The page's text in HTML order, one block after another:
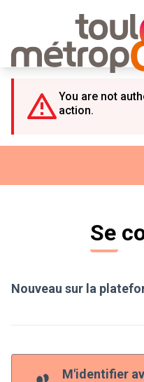
You are not
action.
Se
Nouveau sur la
M'identifier